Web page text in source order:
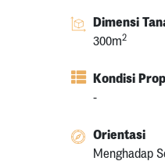
Dimensi
300m2
Kondisi
-
Orientasi
Menghadap